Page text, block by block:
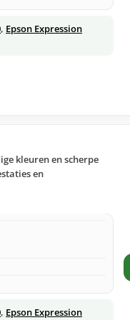
, Epson Expression
kleuren en scherpe
en
, Epson Expression